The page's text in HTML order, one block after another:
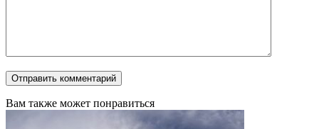
Вам также может понравиться